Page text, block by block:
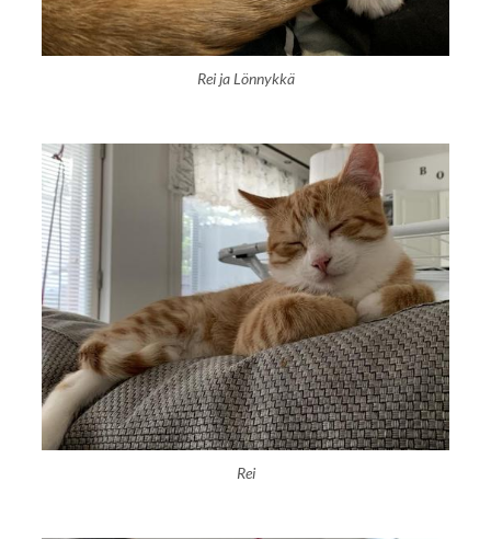
Rei ja Lönnykkä
Rei